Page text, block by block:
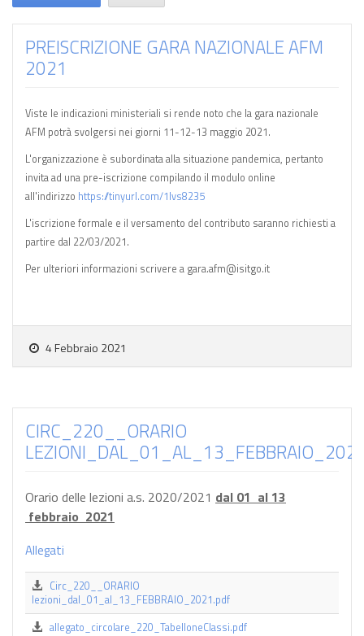
PREISCRIZIONE GARA NAZIONALE AFM
2021
Viste le indicazioni ministeriali si rende noto che la gara nazionale
AFM potrà svolgersi nei giorni 11-12-13 maggio 2021.
L'organizzazione è subordinata alla situazione pandemica, pertanto
invita ad una pre-iscrizione compilando il modulo online
all'indirizzo https://tinyurl.com/1lvs8235
L'iscrizione formale e il versamento del contributo saranno richiesti a
partire dal 22/03/2021.
Per ulteriori informazioni scrivere a gara.afm@isitgo.it
4 Febbraio 2021
CIRC_220__ORARIO
Orario delle lezioni a.s. 2020/2021 dal 01 al 13
febbraio 2021
Allegati
Circ_220__ORARIO
lezioni_dal_01_al_13_FEBBRAIO_2021.pdf
allegato_circolare_220_TabelloneClassi.pdf